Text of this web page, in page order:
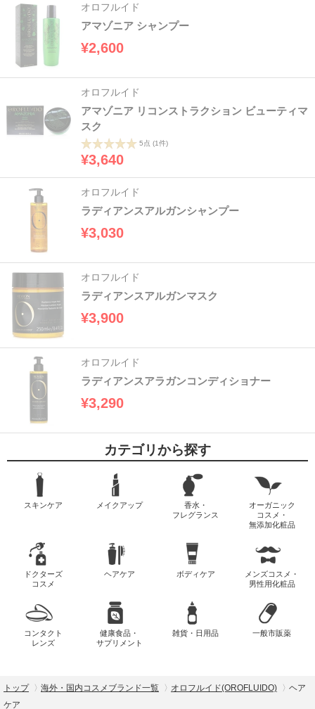
オロフルイド
アマゾニア シャンプー
¥2,600
オロフルイド
アマゾニア リコンストラクション ビューティマ
スク
5点 (1件)
¥3,640
オロフルイド
ラディアンスアルガンシャンプー
¥3,030
オロフルイド
ラディアンスアルガンマスク
¥3,900
オロフルイド
ラディアンスアラガンコンディショナー
¥3,290
カテゴリから探す
スキンケア メイクアップ
香水・
フレグランス
オーガニック
コスメ・
無添加化粧品
ドクターズ
コスメ
ヘアケア ボディケア
メンズコスメ・
男性用化粧品
コンタクト
レンズ
健康食品・
サプリメント
雑貨・日用品 一般市販薬
トップ 海外・国内コスメブランド一覧 オロフルイド(OROFLUIDO)
ヘア
ケア